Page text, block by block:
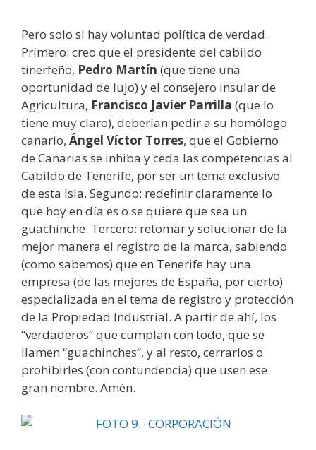
Pero solo si hay voluntad política de verdad.
Primero: creo que el presidente del cabildo
tinerfeño, Pedro Martín (que tiene una
oportunidad de lujo) y el consejero insular de
Agricultura, Francisco Javier Parrilla (que lo
tiene muy claro), deberían pedir a su homólogo
canario, Ángel Víctor Torres, que el Gobierno
de Canarias se inhiba y ceda las competencias al
Cabildo de Tenerife, por ser un tema exclusivo
de esta isla. Segundo: redefinir claramente lo
que hoy en día es o se quiere que sea un
guachinche. Tercero: retomar y solucionar de la
mejor manera el registro de la marca, sabiendo
(como sabemos) que en Tenerife hay una
empresa (de las mejores de España, por cierto)
especializada en el tema de registro y protección
de la Propiedad Industrial. A partir de ahí, los
“verdaderos” que cumplan con todo, que se
llamen “guachinches”, y al resto, cerrarlos o
prohibirles (con contundencia) que usen ese
gran nombre. Amén.